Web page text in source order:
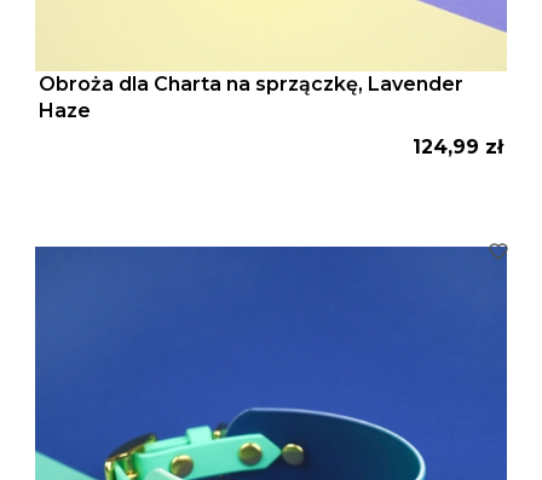
Obroża dla Charta na sprzączkę, Lavender
Haze
Cena
124,99 zł